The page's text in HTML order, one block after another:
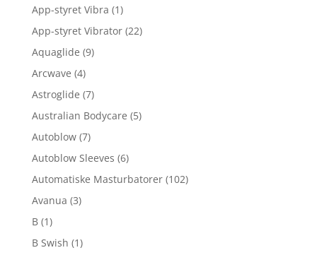
App-styret Vibra (1)
App-styret Vibrator (22)
Aquaglide (9)
Arcwave (4)
Astroglide (7)
Australian Bodycare (5)
Autoblow (7)
Autoblow Sleeves (6)
Automatiske Masturbatorer (102)
Avanua (3)
B (1)
B Swish (1)